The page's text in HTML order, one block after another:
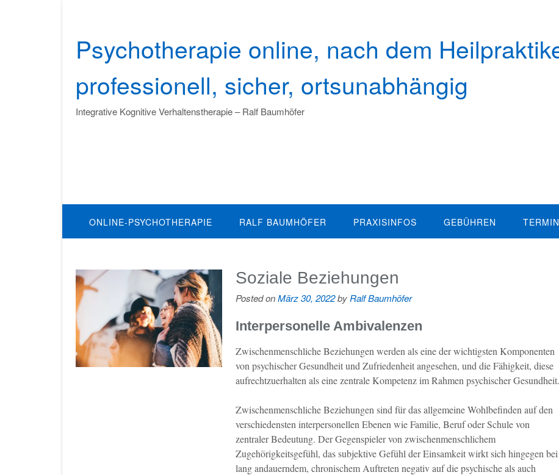
Psychotherapie online, nach dem
professionell, sicher, ortsunabhängig
Integrative Kognitive Verhaltenstherapie – Ralf Baumhöfer
ONLINE-PSYCHOTHERAPIE RALF BAUMHÖFER PRAXISINFOS GEBÜHREN
Soziale Beziehungen
Posted onMärz 30, 2022by Ralf Baumhöfer
Interpersonelle Ambivalenzen
Zwischenmenschliche Beziehungen werden als eine der wichtigsten Komponenten
von psychischer Gesundheit und Zufriedenheit angesehen, und die Fähigkeit, diese
aufrechtzuerhalten als eine zentrale Kompetenz im Rahmen psychischer Gesundheit.
Zwischenmenschliche Beziehungen sind für das allgemeine Wohlbefinden auf den
verschiedensten interpersonellen Ebenen wie Familie, Beruf oder Schule von
zentraler Bedeutung. Der Gegenspieler von zwischenmenschlichem
Zugehörigkeitsgefühl, das subjektive Gefühl der Einsamkeit wirkt sich hingegen bei
lang andauerndem, chronischem Auftreten negativ auf die psychische als auch